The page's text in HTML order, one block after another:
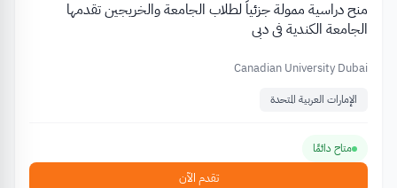
منح دراسية ممولة جزئياً لطلاب الجامعة والخريجين تقدمها
الجامعة الكندية في دبي
Canadian University Dubai
الإمارات العربية المتحدة
متاح دائمًا
تقدم الآن